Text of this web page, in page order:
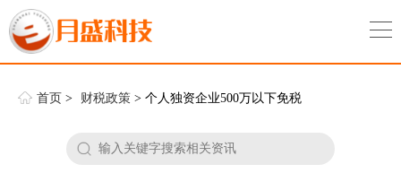
首页 > 财税政策 > 个人独资企业500万以下免税